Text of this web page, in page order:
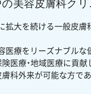
拡大を続ける一般皮膚
医療をリーズナブルな
医療・地域医療に貢献
膚科外来が可能な方で